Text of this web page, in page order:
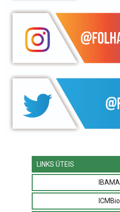
LINKS ÚTEIS
IBAMA
ICMBio